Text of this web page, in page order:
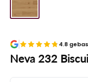
4.8
Neva 232